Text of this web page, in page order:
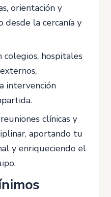
orientación y
desde la cercanía y
colegios, hospitales
intervención
clínicas y
aportando tu
y enriqueciendo el